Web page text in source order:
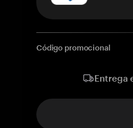
Código promocional
Entrega